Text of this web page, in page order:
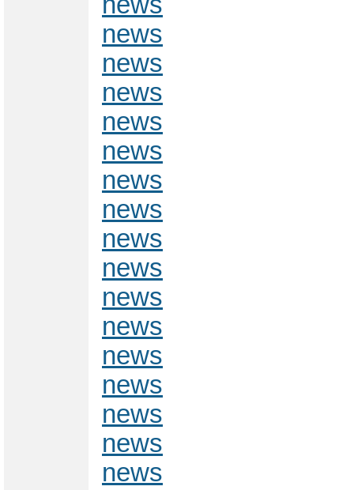
news
news
news
news
news
news
news
news
news
news
news
news
news
news
news
news